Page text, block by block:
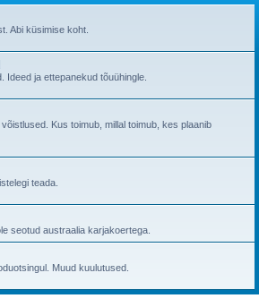
Abi küsimise koht.
Ideed ja ettepanekud tõuühingle.
Kus toimub, millal toimub, kes plaanib
teada.
seotud austraalia karjakoertega.
Muud kuulutused.